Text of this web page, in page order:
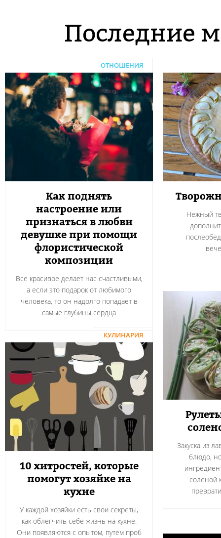
Последние
ОТНОШЕНИЯ
Как поднять
настроение или
признаться в любви
девушке при помощи
флористической
композиции
Все красивое делает нас счастливыми,
а если это подарок от любимого
человека, то он надолго попадает в
самые глубины сердца
Нежный
Закуска из
блюдо,
соленой
КУЛИНАРИЯ
10 хитростей, которые
помогут хозяйке на
кухне
У каждой хозяйки есть свои секреты,
как облегчить себе жизнь на кухне.
Они появляются с опытом, путем проб